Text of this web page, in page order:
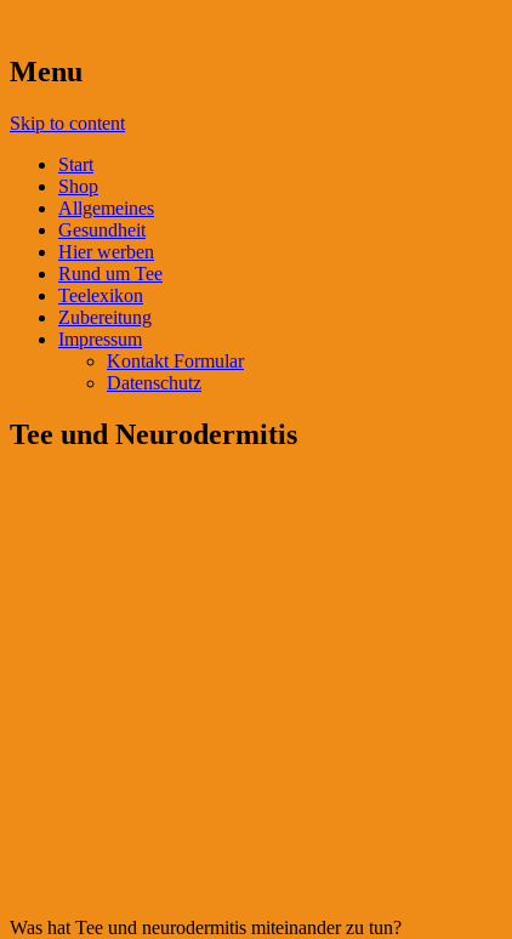
Menu
Skip to content
Start
Shop
Allgemeines
Gesundheit
Hier werben
Rund um Tee
Teelexikon
Zubereitung
Impressum
Kontakt Formular
Datenschutz
Tee und Neurodermitis
Was hat Tee und neurodermitis miteinander zu tun?